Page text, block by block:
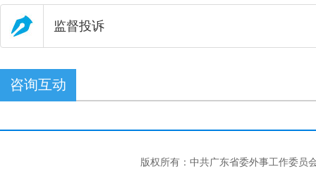
监督投诉
咨询互动
版权所有：中共广东省委外事工作委